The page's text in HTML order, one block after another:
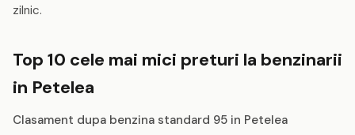
zilnic.
Top 10 cele mai mici preturi la benzinarii
in Petelea
Clasament dupa benzina standard 95 in Petelea